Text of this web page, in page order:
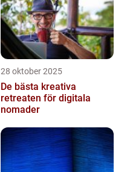
28 oktober 2025
De bästa kreativa
retreaten för digitala
nomader